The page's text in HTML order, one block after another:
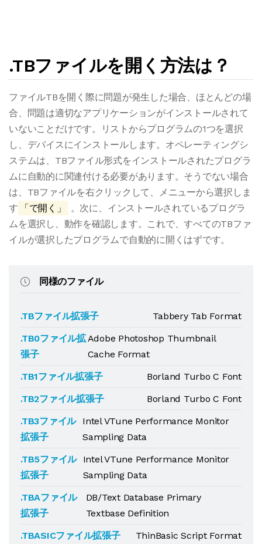
.TBファイルを開く方法は？
ファイルTBを開く際に問題が発生した場合、ほとんどの場
合、問題は適切なアプリケーションがインストールされて
いないことだけです。リストからプログラムの1つを選択
し、デバイスにインストールします。オペレーティングシ
ステムは、TBファイル形式をインストールされたプログラ
ムに自動的に関連付ける必要があります。そうでない場合
は、TBファイルを右クリックして、メニューから選択しま
す
「で開く」
。次に、インストールされているプログラ
ムを選択し、動作を確認します。これで、すべてのTBファ
イルが選択したプログラムで自動的に開くはずです。
同様のファイル
.TBファイル拡張子
Tabbery Tab Format
.TB0ファイル拡
張子
Adobe Photoshop Thumbnail
Cache Format
.TB1ファイル拡張子
Borland Turbo C Font
.TB2ファイル拡張子
Borland Turbo C Font
.TB3ファイル
拡張子
Intel VTune Performance Monitor
Sampling Data
.TB5ファイル
拡張子
Intel VTune Performance Monitor
Sampling Data
.TBAファイル
拡張子
DB/Text Database Primary
Textbase Definition
.TBASICファイル拡張子
ThinBasic Script Format